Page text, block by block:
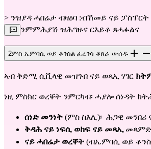
> ንዝያዳ ሓበሬታ ብዛዕባ :ብኸመይ ናይ ፓስፕርት
ንምምሕያሽ ዝሕግዙና ርእይቶ ጸሓፉልና
2ምስ ኤምባሲ ወይ ቆንስል ፈረንሳ ቆጸራ ውሰዱ
ኣብ ቅድሚ ሲቪላዊ መዝገብ ናይ ወጻኢ ሃገር
ነዚ ምስክር ወረቐት ንምርካብ፡ ሓያሎ ሰነዳት
ሰነድ መንነት (ምስ ስእሊ)፦ ሕጋዊ መንበሪ
ቅዳሕ ናይ ነፍሲ ወከፍ ናይ መጻኢ
ናይ ሓበሬታ ወረቐት (ብኤምባሲ ወይ